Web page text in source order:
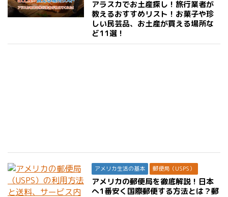
アラスカでお土産探し！旅行業者が
教えるおすすめリスト！お菓子や珍
しい民芸品、お土産が買える場所な
ど11選！
アメリカ生活の基本 郵便局（USPS）
アメリカの郵便局を徹底解説！日本
へ1番安く国際郵便する方法とは？郵